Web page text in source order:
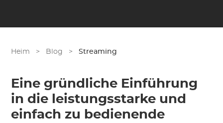
Heim > Blog > Streaming
Eine gründliche Einführung
in die leistungsstarke und
einfach zu bedienende